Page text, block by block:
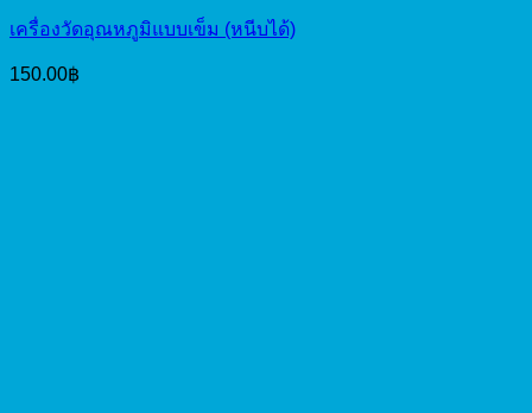
เครื่องวัดอุณหภูมิแบบเข็ม (หนีบได้)
150.00฿